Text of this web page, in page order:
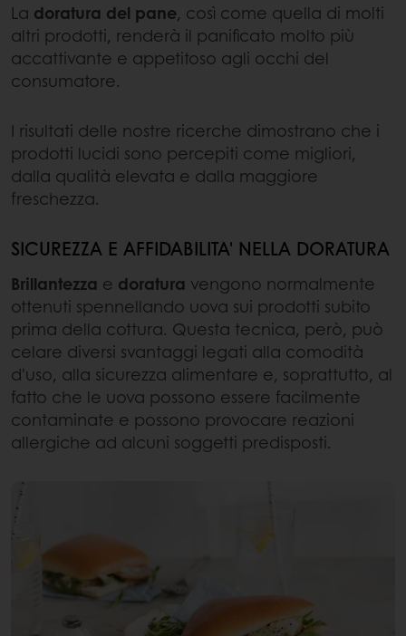
La doratura del pane, così come quella di molti
altri prodotti, renderà il panificato molto più
accattivante e appetitoso agli occhi del
consumatore.
I risultati delle nostre ricerche dimostrano che i
prodotti lucidi sono percepiti come migliori,
dalla qualità elevata e dalla maggiore
freschezza.
SICUREZZA E AFFIDABILITA' NELLA DORATURA
Brillantezza e doratura vengono normalmente
ottenuti spennellando uova sui prodotti subito
prima della cottura. Questa tecnica, però, può
celare diversi svantaggi legati alla comodità
d'uso, alla sicurezza alimentare e, soprattutto, al
fatto che le uova possono essere facilmente
contaminate e possono provocare reazioni
allergiche ad alcuni soggetti predisposti.